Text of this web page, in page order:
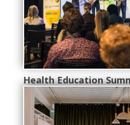
Health Education